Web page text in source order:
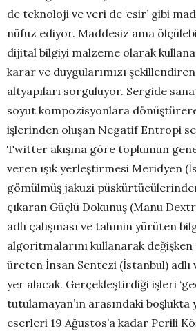
de teknoloji ve veri de ‘esir’ gibi
nüfuz ediyor. Maddesiz ama
dijital bilgiyi malzeme olarak
karar ve duygularımızı
altyapıları sorguluyor. Sergide
soyut kompozisyonlara
işlerinden oluşan Negatif Entropi
Twitter akışına göre toplumun
veren ışık yerleştirmesi Meridyen
gömülmüş jakuzi
çıkaran Güçlü Dokunuş (Manu
adlı çalışması ve tahmin yürüten
algoritmalarını kullanarak
üreten İnsan Sentezi (İstanbul)
yer alacak. Gerçekleştirdiği işleri
tutulamayan’ın arasındaki boşlukta
eserleri 19 Ağustos’a kadar Perili